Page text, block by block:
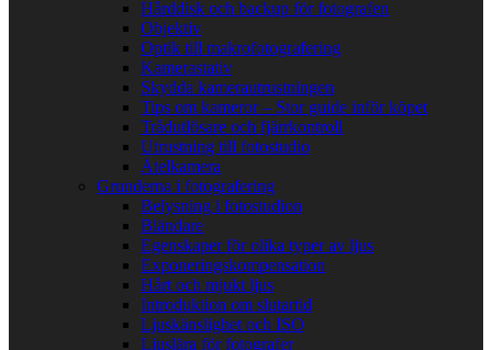
Hårddisk och backup för fotografen
Objektiv
Optik till makrofotografering
Kamerastativ
Skydda kamerautrustningen
Tips om kameror – Stor guide inför köpet
Trådutlösare och fjärrkontroll
Utrustning till fotostudio
Åtelkamera
Grunderna i fotografering
Belysning i fotostudion
Bländare
Egenskaper för olika typer av ljus
Exponeringskompensation
Hårt och mjukt ljus
Introduktion om slutartid
Ljuskänslighet och ISO
Ljuslära för fotografer